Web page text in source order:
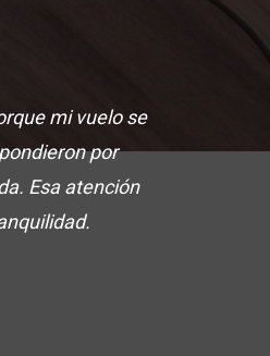
mi vuelo se
por
Esa atención